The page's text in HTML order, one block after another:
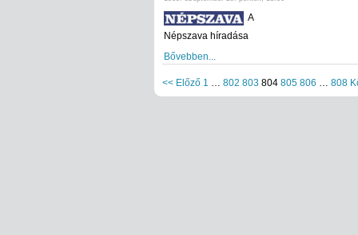
A
Népszava híradása
Bővebben...
<< Előző 1 802 803 804 805 806 808